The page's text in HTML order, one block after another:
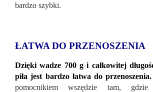
bardzo szybki.
ŁATWA DO PRZENOSZENIA
Dzięki wadze 700 g i całkowitej
piła jest bardzo łatwa do przenoszenia.
pomocnikiem wszędzie tam,